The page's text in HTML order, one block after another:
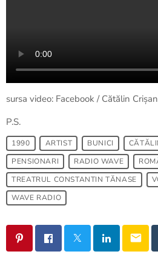
sursa video: Facebook / Cătălin Crișan
P.S.
1990 ARTIST BUNICI
PENSIONARI
RADIO WAVE
TREATRUL CONSTANTIN TĂNASE
WAVE RADIO
email